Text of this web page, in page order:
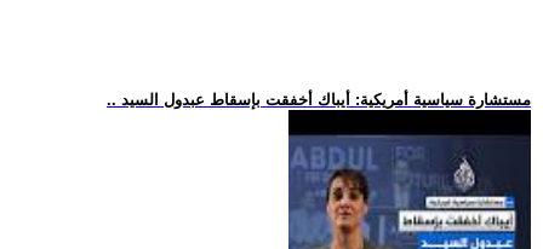
.. مستشارة سياسية أمريكية: أيباك أخفقت بإسقاط عبدول السيد